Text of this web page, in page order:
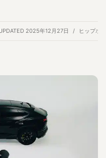
2025年12月27日 ヒップホ